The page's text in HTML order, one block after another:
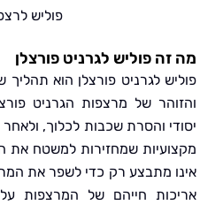
פוליש לרצפה
פוליש לגרניט פורצלן
לגרניט פורצלן הוא תהליך שבו
של מרצפות הגרניט פורצלן.
והסרת שכבות לכלוך, ולאחר מכן
שמחזירות למשטח את הברק
מתבצע רק כדי לשפר את המראה אלא
חייהם של המרצפות על ידי